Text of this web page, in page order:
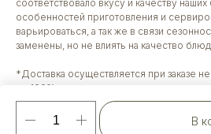
В
соответствовало вкусу и качеству
особенностей приготовления и
варьироваться, а так же в связи
заменены, но не влиять на качество
*Доставка осуществляется при заказе
по 100% оплате
Ваш GurmanFood